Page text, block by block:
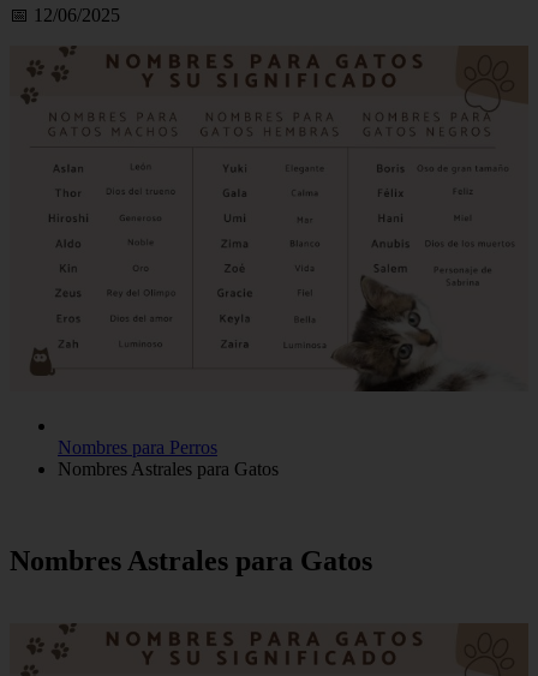
📅 12/06/2025
Nombres para Perros
Nombres Astrales para Gatos
Nombres Astrales para Gatos